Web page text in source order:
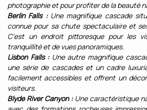
photographie et pour profiter de la beauté
Berlin Falls :Une magnifique cascade
connue pour sa chute spectaculaire et
C'est un endroit pittoresque pour les
tranquillité et de vues panoramiques.
Lisbon Falls :Une autre magnifique
une série de cascades et un cadre
facilement accessibles et offrent un
visiteurs.
Blyde River Canyon :Une caractéristique